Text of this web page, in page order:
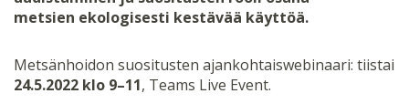
metsien ekologisesti kestävää käyttöä.
Metsänhoidon suositusten ajankohtaiswebinaari: tiistai
24.5.2022 klo 9–11, Teams Live Event.